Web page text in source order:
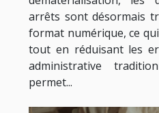
arrêts sont désormais
format numérique, ce
tout en réduisant les
administrative
permet...